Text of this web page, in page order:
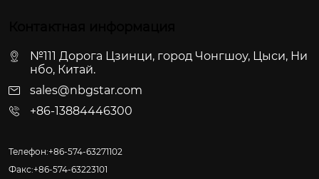
№111 Дорога Цзинци, город Чонгшоу, Цыси, Ни
нбо, Китай.
sales@nbgstar.com
+86-13884446300
Телефон:+86-574-63271102
Факс:+86-574-63223101